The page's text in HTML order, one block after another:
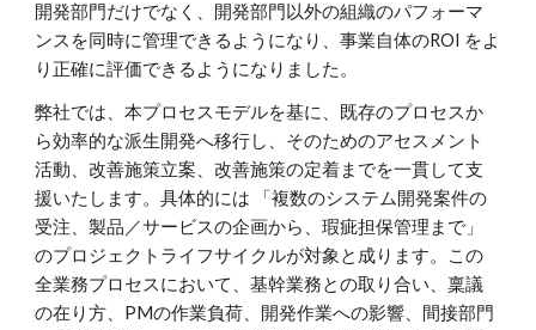
開発部門だけでなく、開発部門以外の組織のパフォーマ
ンスを同時に管理できるようになり、事業自体のROI をよ
り正確に評価できるようになりました。
弊社では、本プロセスモデルを基に、既存のプロセスか
ら効率的な派生開発へ移行し、そのためのアセスメント
活動、改善施策立案、改善施策の定着までを一貫して支
援いたします。具体的には 「複数のシステム開発案件の
受注、製品／サービスの企画から、瑕疵担保管理まで」
のプロジェクトライフサイクルが対象と成ります。この
全業務プロセスにおいて、基幹業務との取り合い、稟議
の在り方、PMの作業負荷、開発作業への影響、間接部門